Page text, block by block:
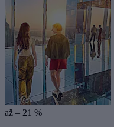
až – 21 %